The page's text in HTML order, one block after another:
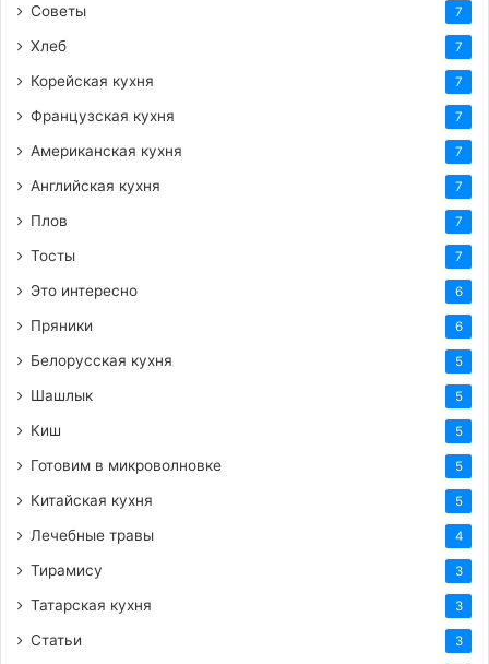
Советы 7
Хлеб 7
Корейская кухня 7
Французская кухня 7
Американская кухня 7
Английская кухня 7
Плов 7
Тосты 7
Это интересно 6
Пряники 6
Белорусская кухня 5
Шашлык 5
Киш 5
Готовим в микроволновке 5
Китайская кухня 5
Лечебные травы 4
Тирамису 3
Татарская кухня 3
Статьи 3